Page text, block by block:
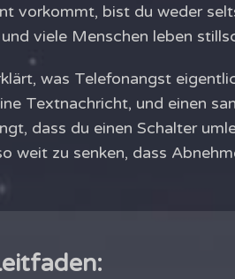
vorkommt, bist du weder
viele Menschen leben
was Telefonangst
Textnachricht, und einen
dass du einen Schalter
weit zu senken, dass